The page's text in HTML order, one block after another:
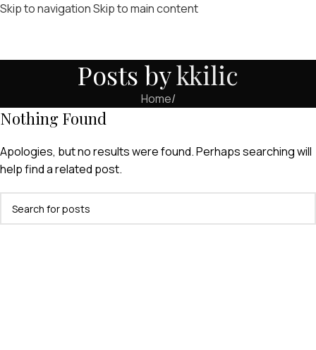
Skip to navigationSkip to main content
Posts bykkilic
Home/
Nothing Found
Apologies, but no results were found. Perhaps searching will
help find a related post.